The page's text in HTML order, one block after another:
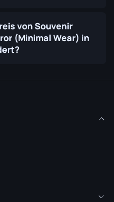
von Souvenir
(Minimal Wear) in